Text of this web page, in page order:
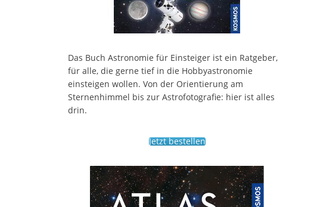
Das Buch Astronomie für Einsteiger ist ein Ratgeber,
für alle, die gerne tief in die Hobbyastronomie
einsteigen wollen. Von der Orientierung am
Sternenhimmel bis zur Astrofotografie: hier ist alles
drin.
Jetzt bestellen